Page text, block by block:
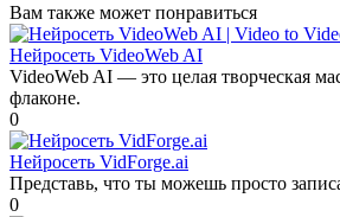
Вам также может понравиться
Нейросеть VideoWeb AI
VideoWeb AI — это целая творческая
флаконе.
0
Нейросеть VidForge.ai
Представь, что ты можешь просто
0